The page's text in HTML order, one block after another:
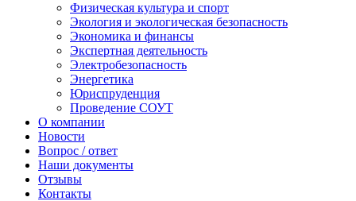
Физическая культура и спорт
Экология и экологическая безопасность
Экономика и финансы
Экспертная деятельность
Электробезопасность
Энергетика
Юриспруденция
Проведение СОУТ
О компании
Новости
Вопрос / ответ
Наши документы
Отзывы
Контакты